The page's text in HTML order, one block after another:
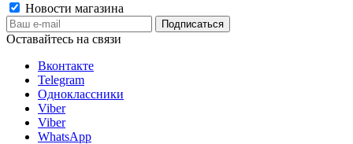
Новости магазина
Оставайтесь на связи
Вконтакте
Telegram
Одноклассники
Viber
Viber
WhatsApp